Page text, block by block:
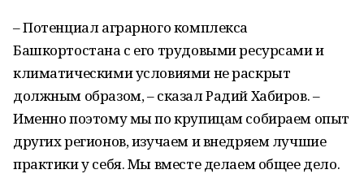
– Потенциал аграрного комплекса
Башкортостана с его трудовыми ресурсами и
климатическими условиями не раскрыт
должным образом, – сказал Радий Хабиров. –
Именно поэтому мы по крупицам собираем опыт
других регионов, изучаем и внедряем лучшие
практики у себя. Мы вместе делаем общее дело.